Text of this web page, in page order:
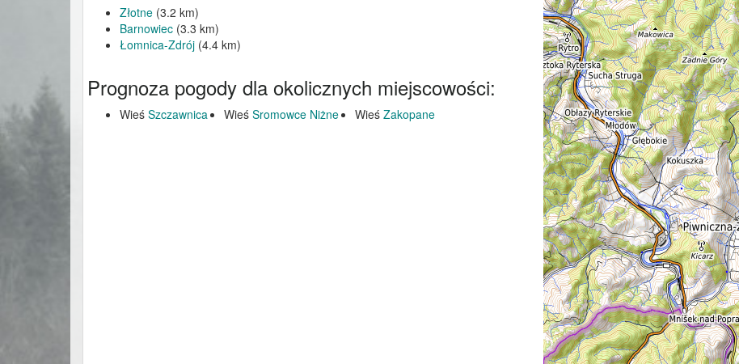
Złotne (3.2 km)
Barnowiec (3.3 km)
Łomnica-Zdrój (4.4 km)
Prognoza pogody dla okolicznych miejscowości:
Wieś Szczawnica Wieś Sromowce Niżne Wieś Zakopane